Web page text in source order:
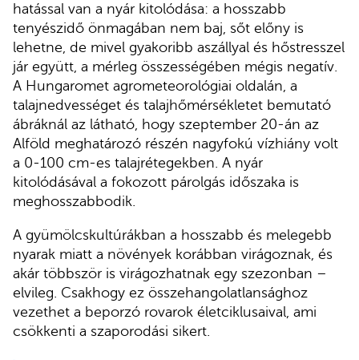
hatással van a nyár kitolódása: a hosszabb
tenyészidő önmagában nem baj, sőt előny is
lehetne, de mivel gyakoribb aszállyal és hőstresszel
jár együtt, a mérleg összességében mégis negatív.
A Hungaromet agrometeorológiai oldalán, a
talajnedvességet és talajhőmérsékletet bemutató
ábráknál az látható, hogy szeptember 20-án az
Alföld meghatározó részén nagyfokú vízhiány volt
a 0-100 cm-es talajrétegekben. A nyár
kitolódásával a fokozott párolgás időszaka is
meghosszabbodik.
A gyümölcskultúrákban a hosszabb és melegebb
nyarak miatt a növények korábban virágoznak, és
akár többször is virágozhatnak egy szezonban –
elvileg. Csakhogy ez összehangolatlansághoz
vezethet a beporzó rovarok életciklusaival, ami
csökkenti a szaporodási sikert.